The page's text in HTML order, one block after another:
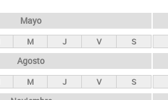
Mayo
M J V S
Agosto
M J V S